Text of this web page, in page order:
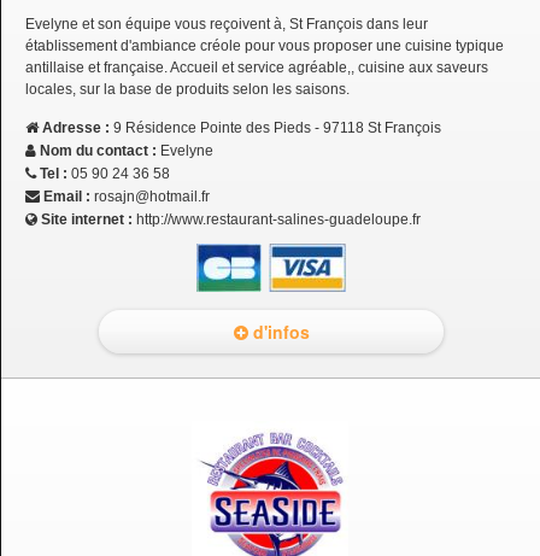
Evelyne et son équipe vous reçoivent à, St François dans leur
établissement d'ambiance créole pour vous proposer une cuisine typique
antillaise et française. Accueil et service agréable,, cuisine aux saveurs
locales, sur la base de produits selon les saisons.
Adresse : 9 Résidence Pointe des Pieds - 97118 St François
Nom du contact : Evelyne
Tel : 05 90 24 36 58
Email : rosajn@hotmail.fr
Site internet : http://www.restaurant-salines-guadeloupe.fr
d'infos